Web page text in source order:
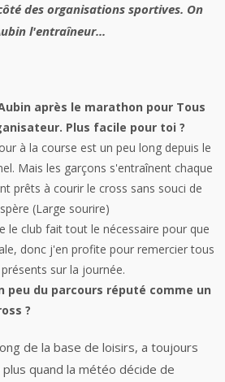
des organisations sportives. On
l'entraîneur...
après le marathon pour Tous
Plus facile pour toi ?
à la course est un peu long depuis le
Mais les garçons s'entraînent chaque
prêts à courir le cross sans souci de
(Large sourire)
le club fait tout le nécessaire pour que
donc j'en profite pour remercier tous
sur la journée.
peu du parcours réputé comme un
?
de la base de loisirs, a toujours
quand la météo décide de